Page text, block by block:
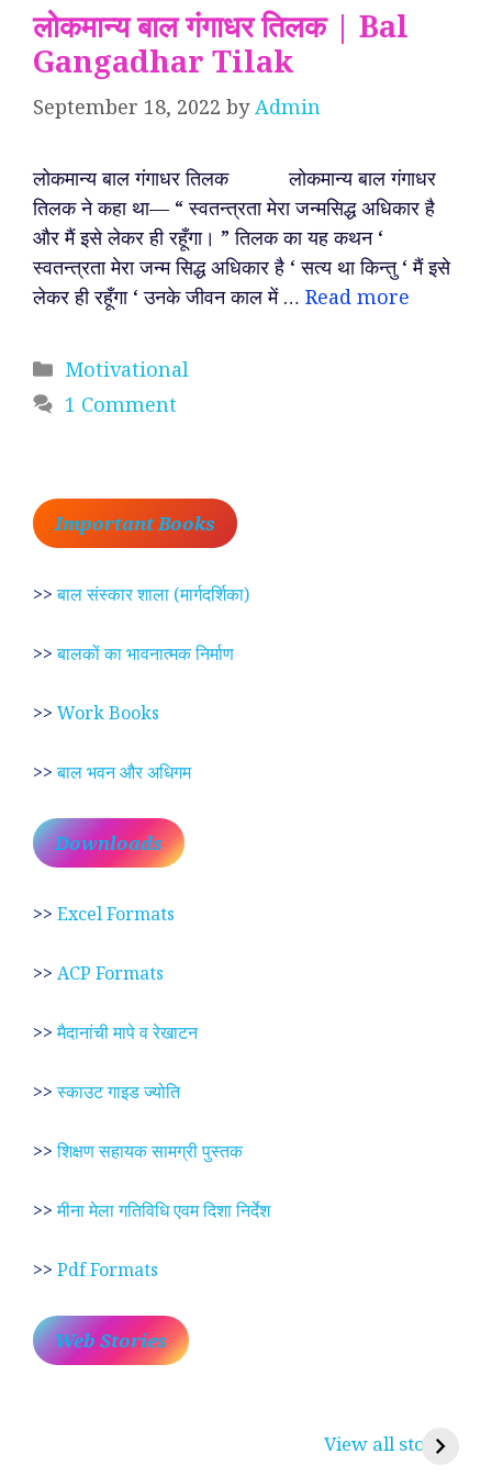
लोकमान्य बाल गंगाधर तिलक | Bal
Gangadhar Tilak
September 18, 2022 byAdmin
लोकमान्य बाल गंगाधर तिलक लोकमान्य बाल गंगाधर
तिलक ने कहा था— “ स्वतन्त्रता मेरा जन्मसिद्ध अधिकार है
और मैं इसे लेकर ही रहूँगा। ” तिलक का यह कथन ‘
स्वतन्त्रता मेरा जन्म सिद्ध अधिकार है ‘ सत्य था किन्तु ‘ मैं इसे
लेकर ही रहूँगा ‘ उनके जीवन काल में … Read more
Categories
Motivational
1 Comment
Important Books
>>बाल संस्कार शाला (मार्गदर्शिका)
>>बालकों का भावनात्मक निर्माण
>> Work Books
>>बाल भवन और अधिगम
Downloads
>> Excel Formats
>> ACP Formats
>>मैदानांची मापे व रेखाटन
>>स्काउट गाइड ज्योति
>>शिक्षण सहायक सामग्री पुस्तक
>>मीना मेला गतिविधि एवम दिशा निर्देश
>> Pdf Formats
Web Stories
View all stories
रामसा पीर, रुणेचा रा